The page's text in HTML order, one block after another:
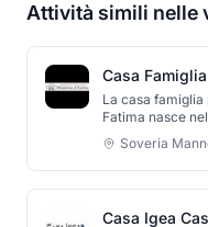
Attività simili nelle
La casa
Fatima nasce
livello superiore
servizi. Apre per
crescente
diano un aiuto
intimo ed
Soveria